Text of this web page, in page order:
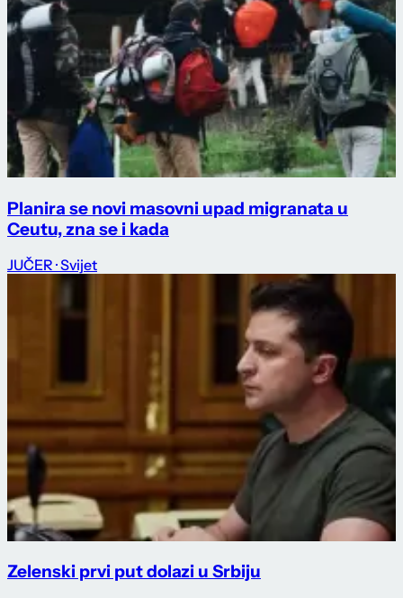
Planira se novi masovni upad migranata u
Ceutu, zna se i kada
JUČER · Svijet
Zelenski prvi put dolazi u Srbiju